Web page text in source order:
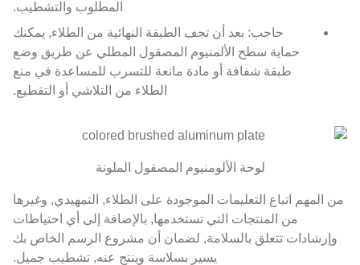
المطلوب والتشطيب.
حاجب: بعد أن تجف الطبقة النهائية من الطلاء, يمكنك
حماية سطح الألمنيوم المصقول المطلي عن طريق وضع
طبقة شفافة أو مادة مانعة للتسرب للمساعدة في منع
الطلاء من التلاشي أو التقطيع.
لوحة الألومنيوم المصقول الملونة
من المهم اتباع التعليمات الموجودة على الطلاء, التمهيدي, وغيرها
من المنتجات التي تستخدمها, بالإضافة إلى أي احتياطات
وإرشادات تتعلق بالسلامة, لضمان أن مشروع الرسم الخاص بك
يسير بسلاسة وينتج عنه, تشطيب جميل.